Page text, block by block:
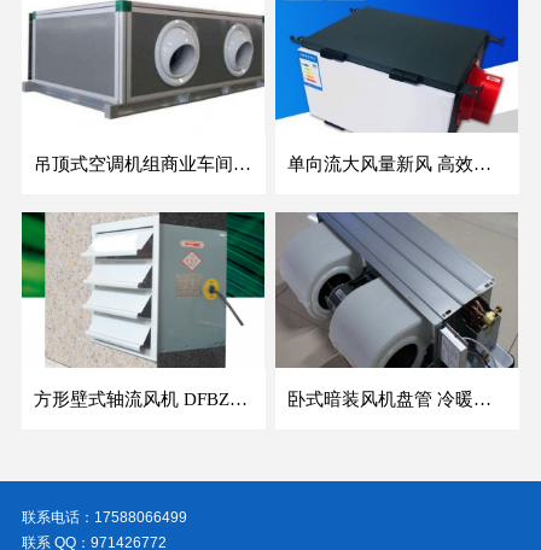
吊顶式空调机组商业车间防爆新风空调器射流冷暖机组 单向流大风量新风 高效除霾全热交换新风机空气净化
方形壁式轴流风机 DFBZ低噪防爆工业XBDZ静音220V/380V壁式边墙风机 卧式暗装风机盘管 冷暖两用盘管系列 明装风盘空调器
联系电话：17588066499
联系 QQ：971426772